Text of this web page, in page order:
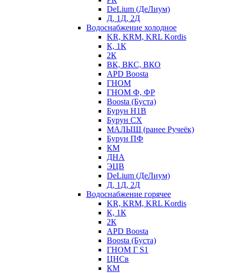
DeLium (ДеЛиум)
Д, 1Д, 2Д
Водоснабжение холодное
KR, KRM, KRL Kordis
К, 1К
2К
ВК, ВКС, ВКО
APD Boosta
ГНОМ
ГНОМ Ф, ФР
Boosta (Буста)
Бурун Н1В
Бурун СХ
МАЛЫШ (ранее Ручеёк)
Бурун ПФ
КМ
ДНА
ЭЦВ
DeLium (ДеЛиум)
Д, 1Д, 2Д
Водоснабжение горячее
KR, KRM, KRL Kordis
К, 1К
2К
APD Boosta
Boosta (Буста)
ГНОМ Г S1
ЦНСв
КМ